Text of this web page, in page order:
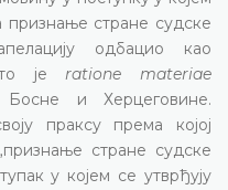
признање стране судске
одбацио као
јеratione materiae
Босне и Херцеговине.
праксу према којој
стране судске
у којем се утврђују